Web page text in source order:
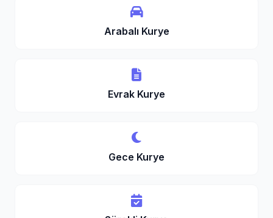
Arabalı Kurye
Evrak Kurye
Gece Kurye